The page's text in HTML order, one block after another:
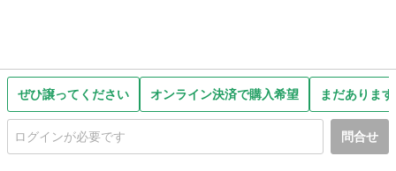
ぜひ譲ってください オンライン決済で購入希望 まだありま
問合せ